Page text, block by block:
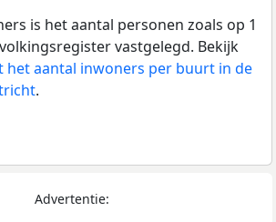
is het aantal personen zoals op 1
vastgelegd. Bekijk
het aantal inwoners per buurt in de
.
Advertentie: